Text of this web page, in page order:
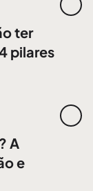
ter
pilares
A
e